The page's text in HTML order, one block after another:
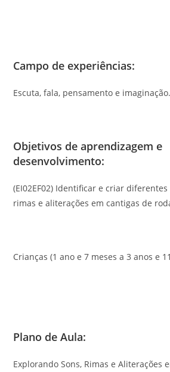
Campo de experiências:
Escuta, fala, pensamento e imaginação.
Objetivos de aprendizagem e
desenvolvimento:
(EI02EF02) Identificar e criar
rimas e aliterações em cantigas de
Crianças (1 ano e 7 meses a 3 anos e
Plano de Aula:
Explorando Sons, Rimas e Aliterações